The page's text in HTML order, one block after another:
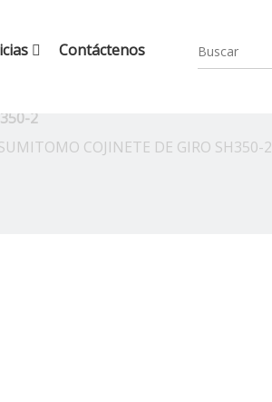
Contáctenos
2
COJINETE DE GIRO SH350-2